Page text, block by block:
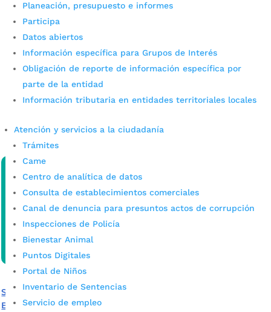
Planeación, presupuesto e informes
Participa
Datos abiertos
Información específica para Grupos de Interés
Obligación de reporte de información específica por
parte de la entidad
Información tributaria en entidades territoriales locales
Atención y servicios a la ciudadanía
Trámites
Came
Centro de analítica de datos
Consulta de establecimientos comerciales
Canal de denuncia para presuntos actos de corrupción
Inspecciones de Policía
Bienestar Animal
Puntos Digitales
Portal de Niños
Inventario de Sentencias
Servicio de empleo
La Alcaldía fortalece la cultura
de protección a la información
poradmin_prensa|May 30, 2025
La Alcaldía de Bucaramanga junto a la Oficina Asesora TIC
segura, confiable y al servicio...
leer más
Seguimiento a emergencias por lluvias- Norte de
Bucaramanga